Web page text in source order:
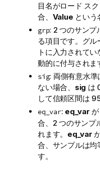
目名がロード ス
合、 Value という
grp: 2 つのサンプ
る項目です。グ
トに入力されてい
動的に付与されま
sig: 両側有意水準
ない場合、 sig は
して信頼区間は
eq_var: eq_var が
合、2 つのサンプ
れます。 eq_var
合、サンプルは均
す。